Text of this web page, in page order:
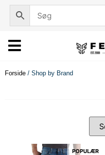
Forside / Shop by Brand
POPULÆR